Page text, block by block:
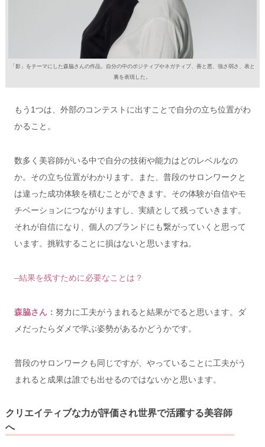
「影」をテーマにした森脇さんの作品。自分の中のポジティブやネガティブ、善と悪、強さ弱さ、表と
裏を表現した。
もう1つは、外部のコンテストに出すことで自分の立ち位置がわ
かること。
数多く美容師がいる中で自分の技術や能力はどのレベルなの
か。その立ち位置がわかります。また、普段のサロンワークと
は違った成功体験を積むことができます。その体験が自信やモ
チベーションにつながりますし、 実績として残っていきます。
それが自信になり、個人のブランドにも繋がっていくと思って
います。挑戦することに損はないと思いますね。
–結果を残すために必要なことは？
森脇さん： 努力に工夫がうまれると結果がでると思います。
ダ
メだったらダメで学ぶ姿勢があるかどうかです。
普段のサロンワークも同じですが、 やっていることに工夫がう
まれると成果は誰でも出せるのではないかと思います。
クリエイティブな力が評価され世界で活躍する美容師
へ